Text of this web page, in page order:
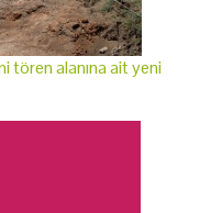
tören alanına ait yeni